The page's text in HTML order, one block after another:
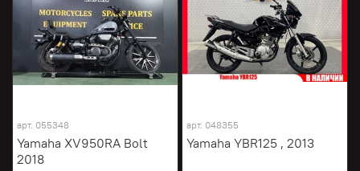
арт. 055348
Yamaha XV950RA Bolt
2018
арт. 048355
Yamaha YBR125 , 2013